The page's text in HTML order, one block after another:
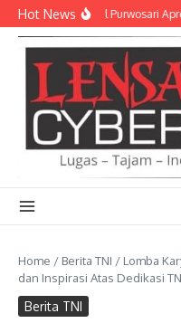
Lewati ke konten
Hot NewsDanramil Purwosari
Home / Berita TNI / Lomba
dan Inspirasi Atas Dedikasi
Berita TNI